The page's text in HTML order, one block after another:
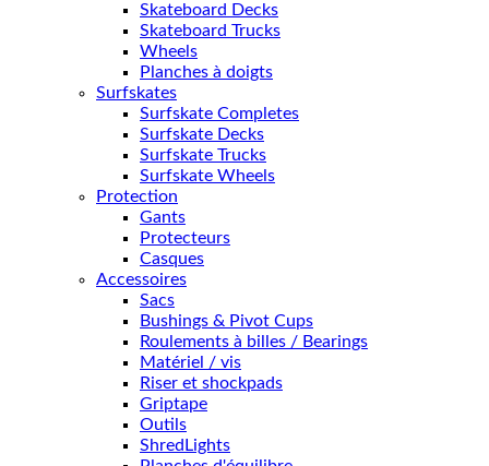
Skateboard Decks
Skateboard Trucks
Wheels
Planches à doigts
Surfskates
Surfskate Completes
Surfskate Decks
Surfskate Trucks
Surfskate Wheels
Protection
Gants
Protecteurs
Casques
Accessoires
Sacs
Bushings & Pivot Cups
Roulements à billes / Bearings
Matériel / vis
Riser et shockpads
Griptape
Outils
ShredLights